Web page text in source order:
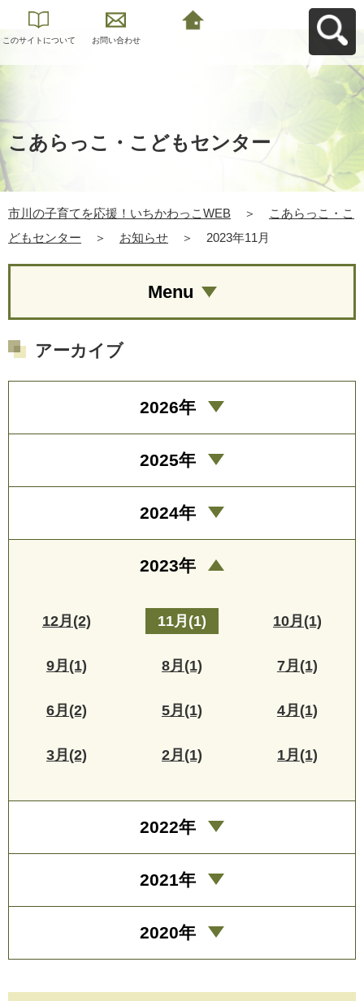
このサイトについて お問い合わせ
こあらっこ・こどもセンター
市川の子育てを応援！いちかわっこWEB ＞
こあらっこ・こ
どもセンター
＞ お知らせ ＞ 2023年11月
Menu
アーカイブ
2026年
2025年
2024年
2023年
12月(2) 11月(1) 10月(1)
9月(1) 8月(1) 7月(1)
6月(2) 5月(1) 4月(1)
3月(2) 2月(1) 1月(1)
2022年
2021年
2020年